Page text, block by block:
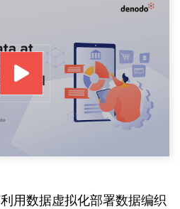
用数据虚拟化部署数据编织